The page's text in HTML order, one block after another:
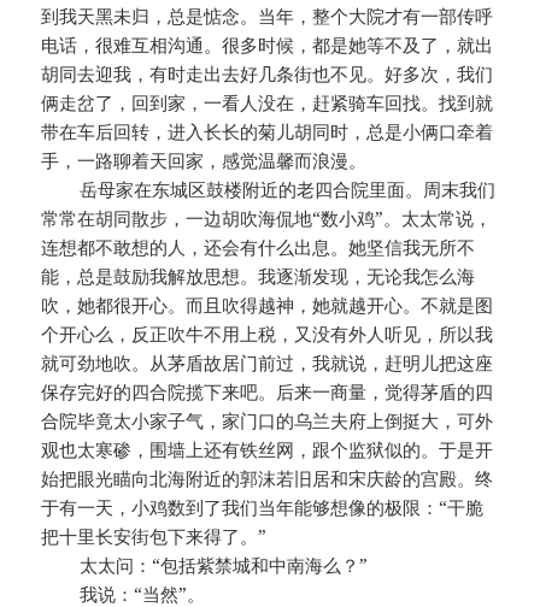
到我天黑未归，总是惦念。当年，整个大院才有一部传呼
电话，很难互相沟通。很多时候，都是她等不及了，就出
胡同去迎我，有时走出去好几条街也不见。好多次，我们
俩走岔了，回到家，一看人没在，赶紧骑车回找。找到就
带在车后回转，进入长长的菊儿胡同时，总是小俩口牵着
手，一路聊着天回家，感觉温馨而浪漫。
岳母家在东城区鼓楼附近的老四合院里面。周末我们
常常在胡同散步，一边胡吹海侃地“数小鸡”。太太常说，
连想都不敢想的人，还会有什么出息。她坚信我无所不
能，总是鼓励我解放思想。我逐渐发现，无论我怎么海
吹，她都很开心。而且吹得越神，她就越开心。不就是图
个开心么，反正吹牛不用上税，又没有外人听见，所以我
就可劲地吹。从茅盾故居门前过，我就说，赶明儿把这座
保存完好的四合院揽下来吧。后来一商量，觉得茅盾的四
合院毕竟太小家子气，家门口的乌兰夫府上倒挺大，可外
观也太寒碜，围墙上还有铁丝网，跟个监狱似的。于是开
始把眼光瞄向北海附近的郭沫若旧居和宋庆龄的宫殿。终
于有一天，小鸡数到了我们当年能够想像的极限：“干脆
把十里长安街包下来得了。”
太太问：“包括紫禁城和中南海么？”
我说：“当然”。